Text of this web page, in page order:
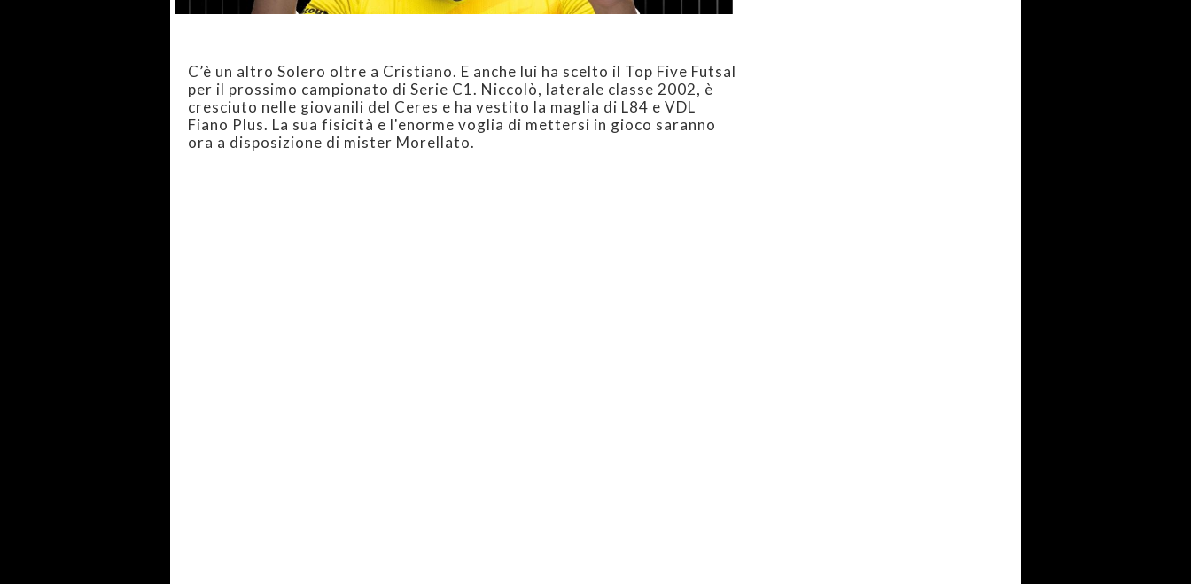
C’è un altro Solero oltre a Cristiano. E anche lui ha scelto il Top Five Futsal
per il prossimo campionato di Serie C1. Niccolò, laterale classe 2002, è
cresciuto nelle giovanili del Ceres e ha vestito la maglia di L84 e VDL
Fiano Plus. La sua fisicità e l'enorme voglia di mettersi in gioco saranno
ora a disposizione di mister Morellato.